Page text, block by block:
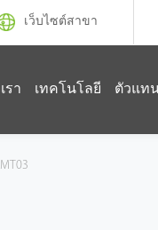
เว็บไซต์สาขา
รา เทคโนโลยี ตัวแท
MT03